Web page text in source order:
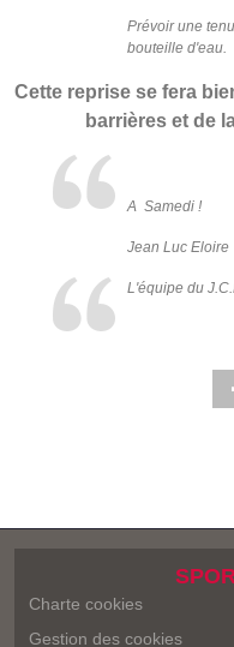
Prévoir une
bouteille d'eau.
Cette reprise se fera
barrières et de
A Samedi !
Jean Luc Eloire
L'équipe du
Charte cookies
Gestion des cookies